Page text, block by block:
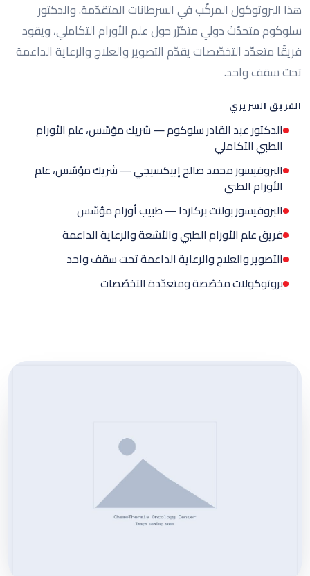
هذا البروتوكول المركّب في السرطانات المتقدّمة. والدكتور
سلوكوم متحدّث دولي متكرّر حول علم الأورام التكاملي، ويقود
فريقًا متعدّد التخصّصات يقدّم التصوير والعلاج والرعاية الداعمة
تحت سقف واحد.
الفريق السريري
الدكتور عبد القادر سلوكوم — شريك مؤسّس، علم الأورام
الطبي التكاملي
البروفيسور محمد صالح إييكسيجي — شريك مؤسّس، علم
الأورام الطبي
البروفيسور بولنت بركاردا — طبيب أورام مؤسّس
فريق علم الأورام الطبي والأشعة والرعاية الداعمة
التصوير والعلاج والرعاية الداعمة تحت سقف واحد
بروتوكولات مخصّصة ومتعدّدة التخصّصات